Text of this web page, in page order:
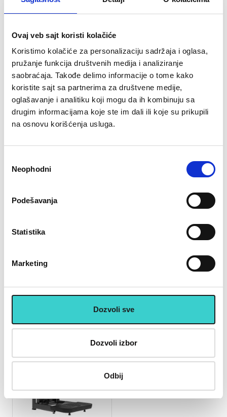
Ovaj veb sajt koristi kolačiće
Koristimo kolačiće za personalizaciju sadržaja i oglasa,
pružanje funkcija društvenih medija i analiziranje
saobraćaja. Takođe delimo informacije o tome kako
koristite sajt sa partnerima za društvene medije,
oglašavanje i analitiku koji mogu da ih kombinuju sa
drugim informacijama koje ste im dali ili koje su prikupili
na osnovu korišćenja usluga.
сагласности
Neophodni
Podešavanja
Statistika
Marketing
Dozvoli sve
Dozvoli izbor
Odbij
149.000 rsd
RASPRODATO
22
RASPRODATO
RING Hack squat (mašina